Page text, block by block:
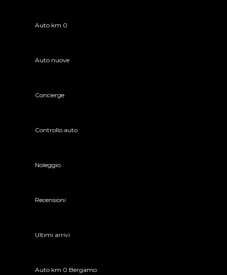
Auto km 0
Auto nuove
Concierge
Controllo auto
Noleggio
Recensioni
Ultimi arrivi
Auto km 0 Bergamo